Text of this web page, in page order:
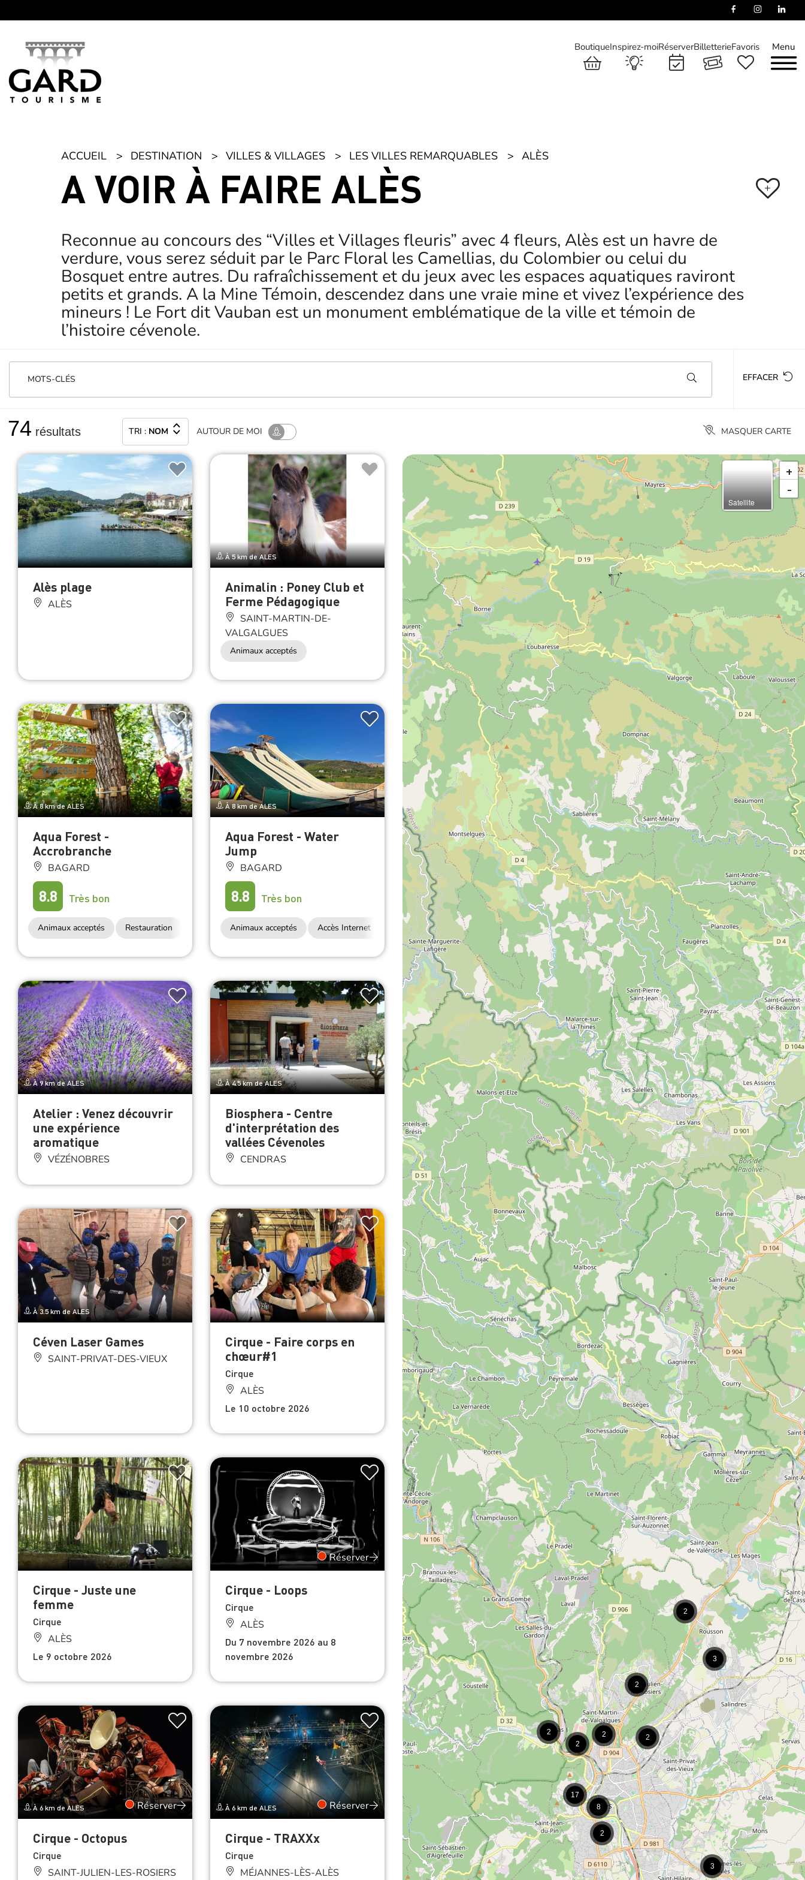
Menu
BoutiqueInspirez-moiRéserverBilletterieFavoris
ACCUEIL DESTINATION VILLES & VILLAGES LES VILLES REMARQUABLES ALÈS
A VOIR À FAIRE ALÈS +
Reconnue au concours des “Villes et Villages fleuris” avec 4 fleurs, Alès est un havre de
verdure, vous serez séduit par le Parc Floral les Camellias, du Colombier ou celui du
Bosquet entre autres. Du rafraîchissement et du jeux avec les espaces aquatiques raviront
petits et grands. A la Mine Témoin, descendez dans une vraie mine et vivez l’expérience des
mineurs ! Le Fort dit Vauban est un monument emblématique de la ville et témoin de
l’histoire cévenole.
MOTS-CLÉS EFFACER
74 résultats TRI : NOM AUTOUR DE MOI MASQUER CARTE
Alès plage
ALÈS
À 5 km de ALES
Animalin : Poney Club et
Ferme Pédagogique
SAINT-MARTIN-DE-
VALGALGUES
Animaux acceptés
À 8 km de ALES
Aqua Forest -
Accrobranche
BAGARD
8.8 Très bon
Animaux acceptés Restauration
À 8 km de ALES
Aqua Forest - Water
Jump
BAGARD
8.8 Très bon
Animaux acceptés Accès Internet Wifi Restauration
À 9 km de ALES
Atelier : Venez découvrir
une expérience
aromatique
VÉZÉNOBRES
À 4.5 km de ALES
Biosphera - Centre
d'interprétation des
vallées Cévenoles
CENDRAS
À 3.5 km de ALES
Céven Laser Games
SAINT-PRIVAT-DES-VIEUX
Cirque - Faire corps en
chœur#1
Cirque
ALÈS
Le 10 octobre 2026
Cirque - Juste une
femme
Cirque
ALÈS
Le 9 octobre 2026
Réserver
Cirque - Loops
Cirque
ALÈS
Du 7 novembre 2026 au 8
novembre 2026
À 6 km de ALES Réserver
Cirque - Octopus
Cirque
SAINT-JULIEN-LES-ROSIERS
À 6 km de ALES Réserver
Cirque - TRAXXx
Cirque
MÉJANNES-LÈS-ALÈS
2
2
2
8
2
2
3
2
2
3
17
+
-
Satellite